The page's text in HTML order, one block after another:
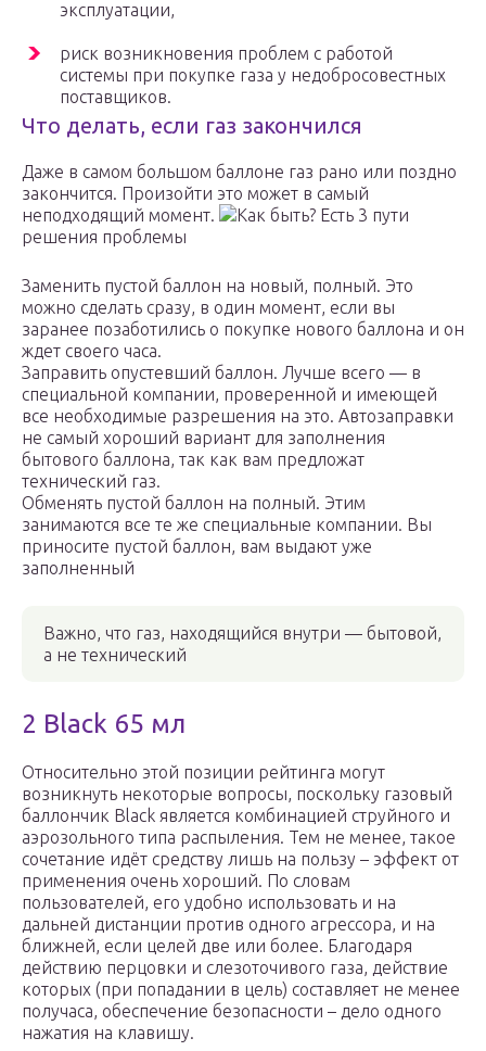
эксплуатации,
риск возникновения проблем с работой
системы при покупке газа у недобросовестных
поставщиков.
Что делать, если газ закончился
Даже в самом большом баллоне газ рано или поздно
закончится. Произойти это может в самый
неподходящий момент.
Как быть? Есть 3 пути
решения проблемы
Заменить пустой баллон на новый, полный. Это
можно сделать сразу, в один момент, если вы
заранее позаботились о покупке нового баллона и он
ждет своего часа.
Заправить опустевший баллон. Лучше всего — в
специальной компании, проверенной и имеющей
все необходимые разрешения на это. Автозаправки
не самый хороший вариант для заполнения
бытового баллона, так как вам предложат
технический газ.
Обменять пустой баллон на полный. Этим
занимаются все те же специальные компании. Вы
приносите пустой баллон, вам выдают уже
заполненный
Важно, что газ, находящийся внутри — бытовой,
а не технический
2 Black 65 мл
Относительно этой позиции рейтинга могут
возникнуть некоторые вопросы, поскольку газовый
баллончик Black является комбинацией струйного и
аэрозольного типа распыления. Тем не менее, такое
сочетание идёт средству лишь на пользу – эффект от
применения очень хороший. По словам
пользователей, его удобно использовать и на
дальней дистанции против одного агрессора, и на
ближней, если целей две или более. Благодаря
действию перцовки и слезоточивого газа, действие
которых (при попадании в цель) составляет не менее
получаса, обеспечение безопасности – дело одного
нажатия на клавишу.